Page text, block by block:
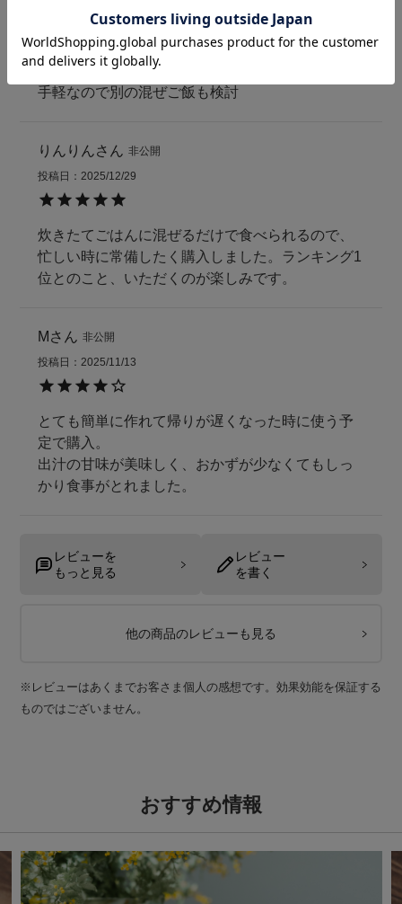
2026/03/21
お弁当に使用です。お味も良く満足感ありです！
手軽なので別の混ぜご飯も検討
りんりん
非公開
投稿日
2025/12/29
炊きたてごはんに混ぜるだけで食べられるので、
忙しい時に常備したく購入しました。ランキング1
位とのこと、いただくのが楽しみです。
M
非公開
投稿日
2025/11/13
とても簡単に作れて帰りが遅くなった時に使う予
定で購入。
出汁の甘味が美味しく、おかずが少なくてもしっ
かり食事がとれました。
レビューを
もっと見る
レビュー
を書く
他の商品のレビューも見る
※レビューはあくまでお客さま個人の感想です。効果効能を保証する
ものではございません。
おすすめ情報